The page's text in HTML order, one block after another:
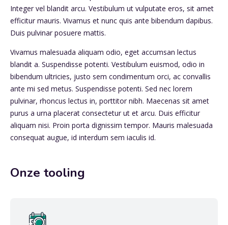
Integer vel blandit arcu. Vestibulum ut vulputate eros, sit amet
efficitur mauris. Vivamus et nunc quis ante bibendum dapibus.
Duis pulvinar posuere mattis.
Vivamus malesuada aliquam odio, eget accumsan lectus
blandit a. Suspendisse potenti. Vestibulum euismod, odio in
bibendum ultricies, justo sem condimentum orci, ac convallis
ante mi sed metus. Suspendisse potenti. Sed nec lorem
pulvinar, rhoncus lectus in, porttitor nibh. Maecenas sit amet
purus a urna placerat consectetur ut et arcu. Duis efficitur
aliquam nisi. Proin porta dignissim tempor. Mauris malesuada
consequat augue, id interdum sem iaculis id.
Onze tooling